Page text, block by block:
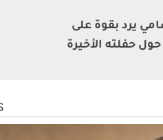
يرد بقوة على
حول حفلته الأخيرة